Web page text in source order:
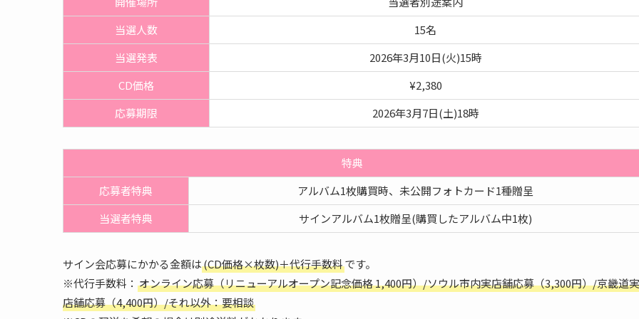
当選人数
15名
当選発表
2026年3月10日(火)15時
CD価格
¥2,380
応募期限
2026年3月7日(土)18時
特典
応募者特典
アルバム1枚購買時、未公開フォトカード1種贈呈
当選者特典
サインアルバム1枚贈呈(購買したアルバム中1枚)
サイン会応募にかかる金額は(CD価格×枚数)＋代行手数料です。
※代行手数料： オンライン応募（リニューアルオープン記念価格 1,400円）/ソウル市内実店舗応募（3,300円）/京畿道実
店舗応募（4,400円）/それ以外：要相談